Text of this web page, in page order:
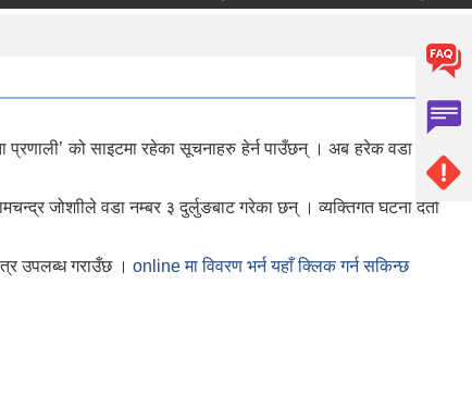
को साइटमा रहेका सूचनाहरु हेर्न पाउँछन् । अब हरेक वडा बाटै
जोशाीले वडा नम्बर ३ दुर्लुङबाट गरेका छन् । व्यक्तिगत घटना दर्ता
उपलब्ध गराउँछ । online मा विवरण भर्न यहाँ क्लिक गर्न सकिन्छ